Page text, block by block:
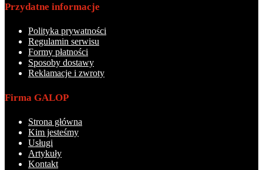
Przydatne informacje
Polityka prywatności
Regulamin serwisu
Formy płatności
Sposoby dostawy
Reklamacje i zwroty
Firma GALOP
Strona główna
Kim jesteśmy
Usługi
Artykuły
Kontakt